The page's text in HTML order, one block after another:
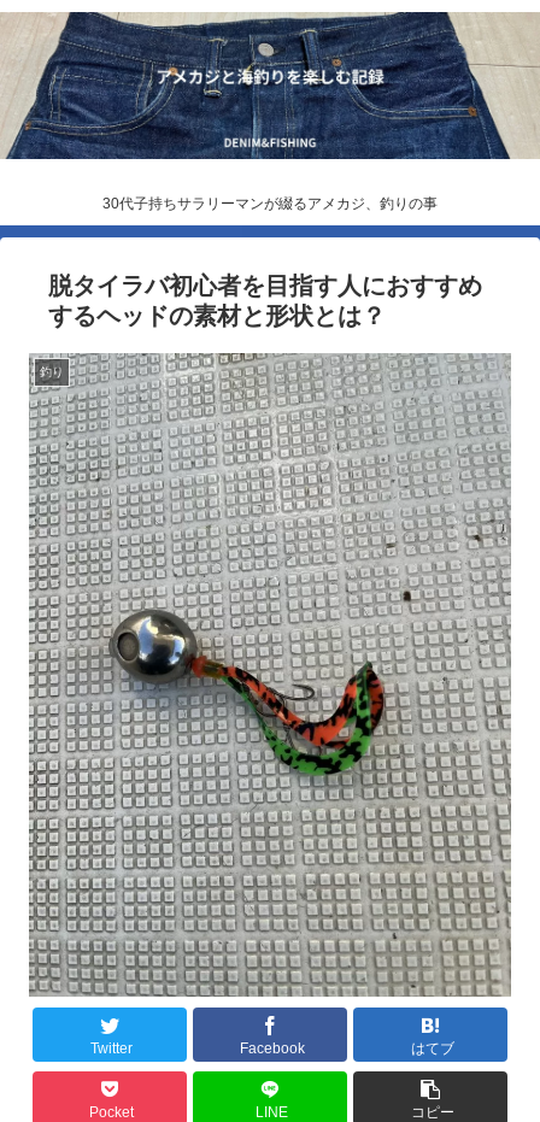
30代子持ちサラリーマンが綴るアメカジ、釣りの事
脱タイラバ初心者を目指す人におすすめ
するヘッドの素材と形状とは？
釣り
Twitter Facebook はてブ
Pocket LINE コピー